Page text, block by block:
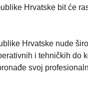
Hrvatske bit će
Hrvatske nude
i tehničkih do
svoj